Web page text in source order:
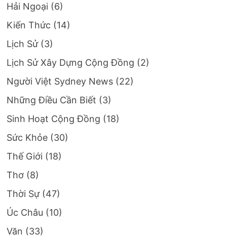
Hải Ngoại (6)
Kiến Thức (14)
Lịch Sử(3)
Lịch Sử Xây Dựng Cộng Đồng (2)
Người Việt Sydney News (22)
Những Điều Cần Biết (3)
Sinh Hoạt Cộng Đồng (18)
Sức Khỏe (30)
Thế Giới (18)
Thơ (8)
Thời Sự(47)
Úc Châu (10)
Văn (33)